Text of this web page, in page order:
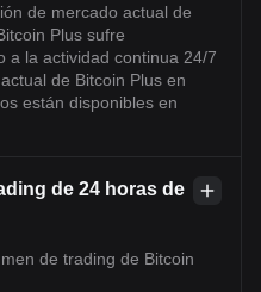
de mercado actual de
Plus sufre
a la actividad continua 24/7
de Bitcoin Plus en
están disponibles en
de 24 horas de
de trading de Bitcoin